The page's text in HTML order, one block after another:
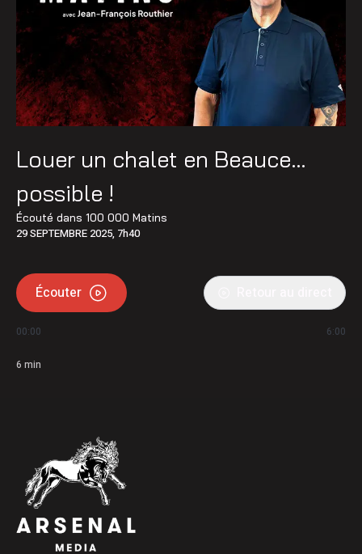
Louer un chalet en Beauce…
possible !
Écouté dans 100 000 Matins
29 SEPTEMBRE 2025, 7h40
Écouter
00:00 6:00
6 min